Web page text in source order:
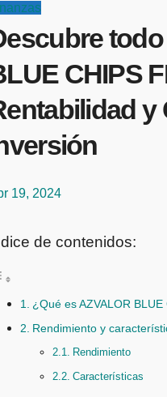
CHIPS
y
19, 2024
de contenidos:
¿Qué es AZVALOR
Rendimiento y
Rendimiento
Características